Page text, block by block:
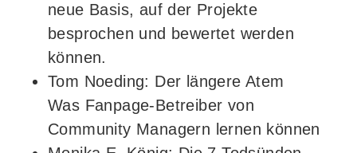
neue Basis, auf der Projekte
besprochen und bewertet werden
können.
Tom Noeding: Der längere Atem
Was Fanpage-Betreiber von
Community Managern lernen können